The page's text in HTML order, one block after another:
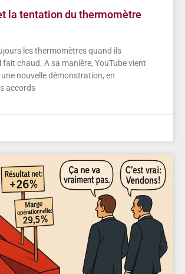
la tentation du thermomètre
les thermomètres quand ils
fait chaud. A sa manière, YouTube vient
nouvelle démonstration, en
accords